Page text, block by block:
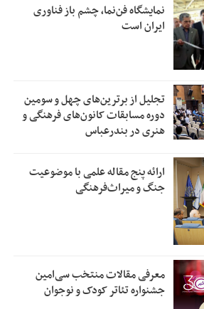
نمایشگاه فن‌نما، چشم باز فناوری
ایران است
تجلیل از بر‌ترین‌های چهل و سومین
دوره مسابقات کانون‌های فرهنگی و
هنری در بندرعباس
ارائه پنج مقاله علمی با موضوعیت
جنگ و میراث‌فرهنگی
معرفی مقالات منتخب سی‌امین
جشنواره تئاتر کودک و نوجوان